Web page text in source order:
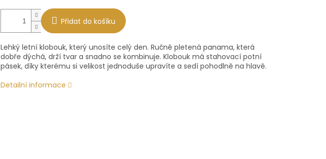
Přidat do košíku
Lehký letní klobouk, který unosíte celý den. Ručně pletená panama, která
dobře dýchá, drží tvar a snadno se kombinuje. Klobouk má stahovací potní
pásek, díky kterému si velikost jednoduše upravíte a sedí pohodlně na hlavě.
Detailní informace